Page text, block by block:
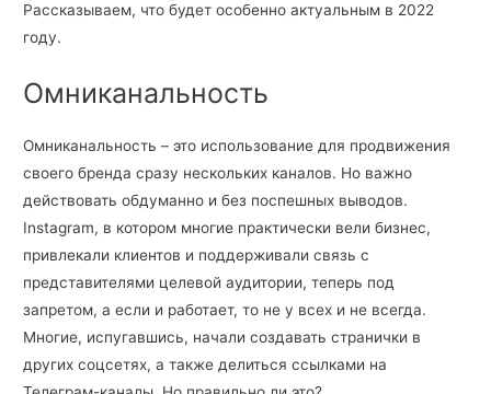
Рассказываем, что будет особенно актуальным в 2022
году.
Омниканальность
Омниканальность – это использование для продвижения
своего бренда сразу нескольких каналов. Но важно
действовать обдуманно и без поспешных выводов.
Instagram, в котором многие практически вели бизнес,
привлекали клиентов и поддерживали связь с
представителями целевой аудитории, теперь под
запретом, а если и работает, то не у всех и не всегда.
Многие, испугавшись, начали создавать странички в
других соцсетях, а также делиться ссылками на